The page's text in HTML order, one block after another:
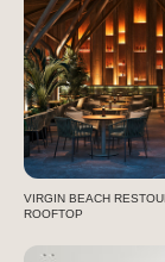
VIRGIN BEACH
ROOFTOP